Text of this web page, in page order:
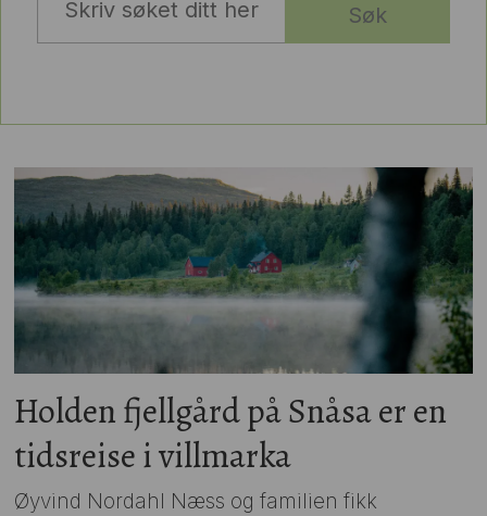
Søk
Holden fjellgård på Snåsa er en
tidsreise i villmarka
Øyvind Nordahl Næss og familien fikk